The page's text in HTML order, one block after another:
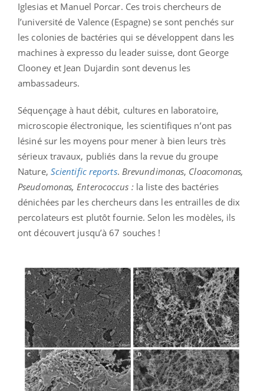
Iglesias et Manuel Porcar. Ces trois chercheurs de
l’université de Valence (Espagne) se sont penchés sur
les colonies de bactéries qui se développent dans les
machines à expresso du leader suisse, dont George
Clooney et Jean Dujardin sont devenus les
ambassadeurs.
Séquençage à haut débit, cultures en laboratoire,
microscopie électronique, les scientifiques n’ont pas
lésiné sur les moyens pour mener à bien leurs très
sérieux travaux, publiés dans la revue du groupe
Nature, Scientific reports. Brevundimonas, Cloacomonas,
Pseudomonas, Enterococcus :la liste des bactéries
dénichées par les chercheurs dans les entrailles de dix
percolateurs est plutôt fournie. Selon les modèles, ils
ont découvert jusqu’à 67 souches !